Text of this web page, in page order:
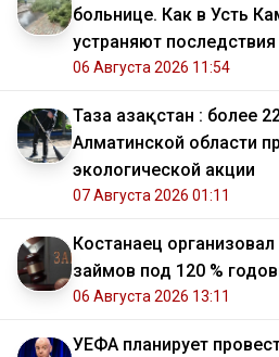
больнице. Как в Усть
устраняют последствия
06 Августа 2026 11:54
Таза Қазақстан : более
Алматинской области
экологической акции
07 Августа 2026 01:11
Костанаец
займов под 120 %
06 Августа 2026 13:11
УЕФА планирует